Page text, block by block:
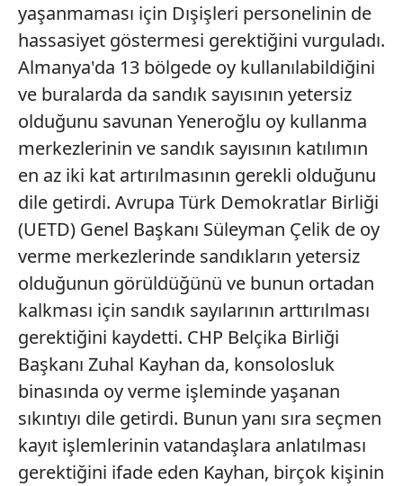
yaşanmaması için Dışişleri personelinin de
hassasiyet göstermesi gerektiğini vurguladı.
Almanya'da 13 bölgede oy kullanılabildiğini
ve buralarda da sandık sayısının yetersiz
olduğunu savunan Yeneroğlu oy kullanma
merkezlerinin ve sandık sayısının katılımın
en az iki kat artırılmasının gerekli olduğunu
dile getirdi. Avrupa Türk Demokratlar Birliği
(UETD) Genel Başkanı Süleyman Çelik de oy
verme merkezlerinde sandıkların yetersiz
olduğunun görüldüğünü ve bunun ortadan
kalkması için sandık sayılarının arttırılması
gerektiğini kaydetti. CHP Belçika Birliği
Başkanı Zuhal Kayhan da, konsolosluk
binasında oy verme işleminde yaşanan
sıkıntıyı dile getirdi. Bunun yanı sıra seçmen
kayıt işlemlerinin vatandaşlara anlatılması
gerektiğini ifade eden Kayhan, birçok kişinin